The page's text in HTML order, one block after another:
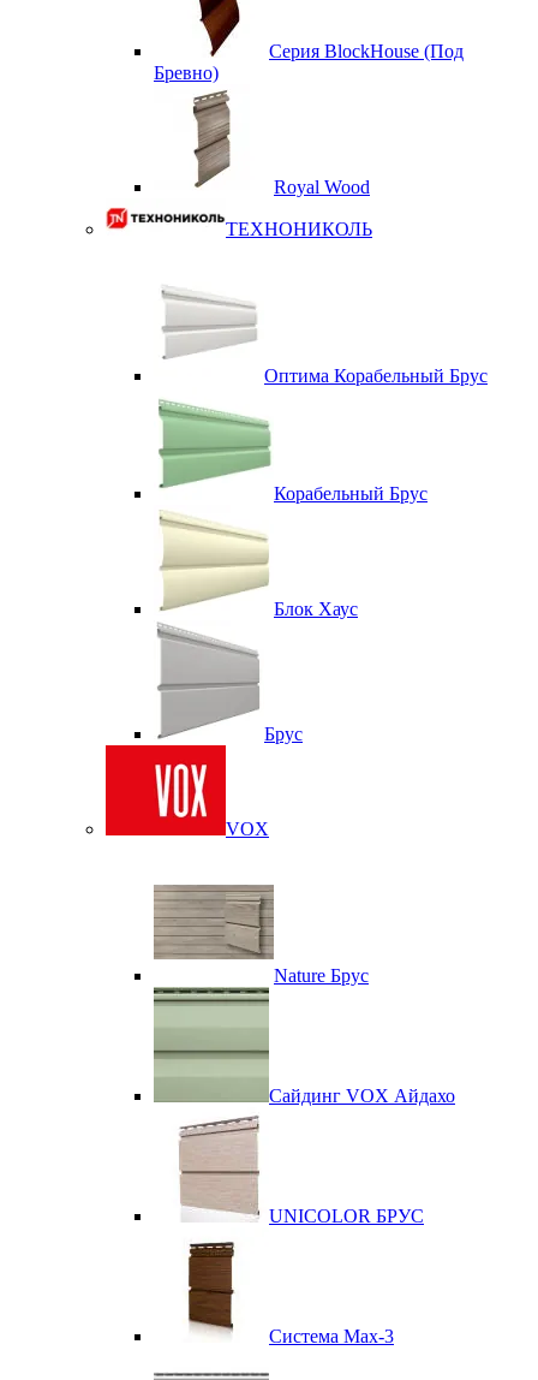
Серия BlockHouse (Под
Бревно)
Royal Wood
ТЕХНОНИКОЛЬ
Оптима Корабельный Брус
Корабельный Брус
Блок Хаус
Брус
VOX
Nature Брус
Сайдинг VOX Айдахо
UNICOLOR БРУС
Система Max-3